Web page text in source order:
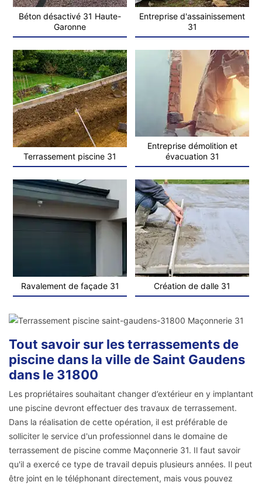
Béton désactivé 31 Haute-
Garonne
Entreprise d'assainissement
31
Terrassement piscine 31
Entreprise démolition et
évacuation 31
Ravalement de façade 31 Création de dalle 31
Tout savoir sur les terrassements de
piscine dans la ville de Saint Gaudens
dans le 31800
Les propriétaires souhaitant changer d’extérieur en y implantant
une piscine devront effectuer des travaux de terrassement.
Dans la réalisation de cette opération, il est préférable de
solliciter le service d'un professionnel dans le domaine de
terrassement de piscine comme Maçonnerie 31. Il faut savoir
qu'il a exercé ce type de travail depuis plusieurs années. Il peut
être joint en le téléphonant directement, mais vous pouvez